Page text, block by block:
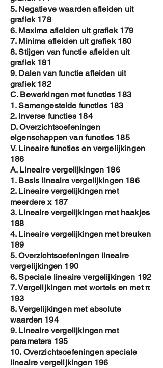
5. Negatieve waarden afleiden uit
grafiek 178
6. Maxima afleiden uit grafiek 179
7. Minima afleiden uit grafiek 180
8. Stijgen van functie afleiden uit
grafiek 181
9. Dalen van functie afleiden uit
grafiek 182
C. Bewerkingen met functies 183
1. Samengestelde functies 183
2. Inverse functies 184
D. Overzichtsoefeningen
eigenschappen van functies 185
V. Lineaire functies en vergelijkingen
186
A. Lineaire vergelijkingen 186
1. Basis lineaire vergelijkingen 186
2. Lineaire vergelijkingen met
meerdere x 187
3. Lineaire vergelijkingen met haakjes
188
4. Lineaire vergelijkingen met breuken
189
5. Overzichtsoefeningen lineaire
vergelijkingen 190
6. Speciale lineaire vergelijkingen 192
7. Vergelijkingen met wortels en met π
193
8. Vergelijkingen met absolute
waarden 194
9. Lineaire vergelijkingen met
parameters 195
10. Overzichtsoefeningen speciale
lineaire vergelijkingen 196